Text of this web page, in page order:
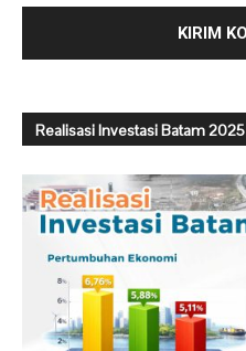
Realisasi Investasi Batam 2025